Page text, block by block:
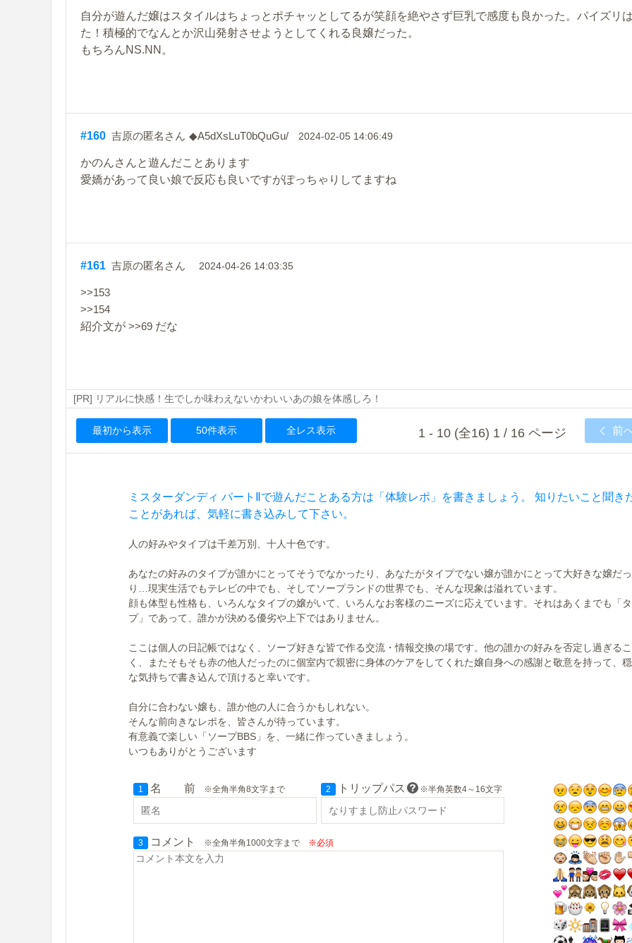
自分が遊んだ嬢はスタイルはちょっとポチャッとしてるが笑顔を絶やさず巨乳で感度も良かった。パイズリ
た！積極的でなんとか沢山発射させようとしてくれる良嬢だった。
もちろんNS.NN。
#160 吉原の匿名さん ◆A5dXsLuT0bQuGu/ 2024-02-05 14:06:49
かのんさんと遊んだことあります
愛嬌があって良い娘で反応も良いですがぽっちゃりしてますね
#161 吉原の匿名さん 2024-04-26 14:03:35
>>153
>>154
紹介文が >>69 だな
[PR] リアルに快感！生でしか味わえないかわいいあの娘を体感しろ！
最初から表示 50件表示 全レス表示 1 - 10 (全16) 1 / 16 ページ 前
ミスターダンディ パートⅡで遊んだことある方は「体験レポ」を書きましょう。 知りたいこと聞き
ことがあれば、気軽に書き込みして下さい。
人の好みやタイプは千差万別、十人十色です。
あなたの好みのタイプが誰かにとってそうでなかったり、あなたがタイプでない嬢が誰かにとって大好きな嬢だ
り…現実生活でもテレビの中でも、そしてソープランドの世界でも、そんな現象は溢れています。
顔も体型も性格も、いろんなタイプの嬢がいて、いろんなお客様のニーズに応えています。それはあくまでも「
プ」であって、誰かが決める優劣や上下ではありません。
ここは個人の日記帳ではなく、ソープ好きな皆で作る交流・情報交換の場です。他の誰かの好みを否定し過ぎる
く、またそもそも赤の他人だったのに個室内で親密に身体のケアをしてくれた嬢自身への感謝と敬意を持って、
な気持ちで書き込んで頂けると幸いです。
自分に合わない嬢も、誰か他の人に合うかもしれない。
そんな前向きなレポを、皆さんが待っています。
有意義で楽しい「ソープBBS」を、一緒に作っていきましょう。
いつもありがとうございます
1 名 前 ※全角半角8文字まで 2 トリップパス ※半角英数4～16文字
3 コメント ※全角半角1000文字まで ※必須